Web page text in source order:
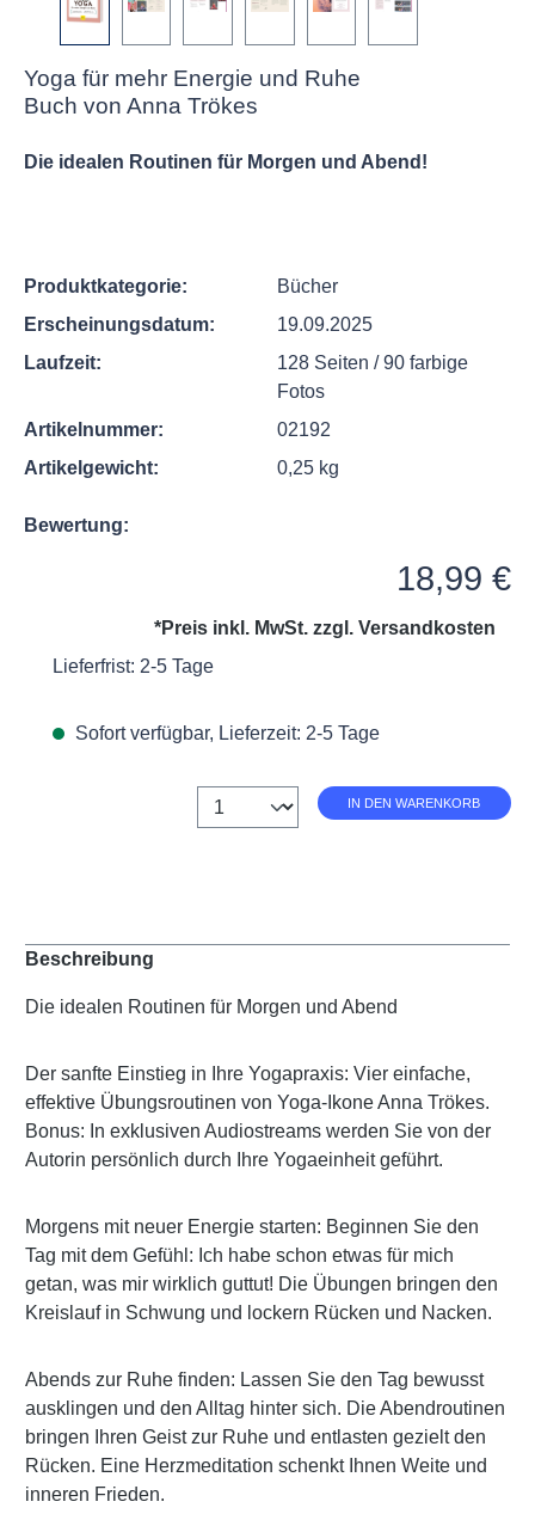
Yoga für mehr Energie und Ruhe
Buch von Anna Trökes
Die idealen Routinen für Morgen und Abend!
Produktkategorie:
Bücher
Erscheinungsdatum:
19.09.2025
Laufzeit:
128 Seiten / 90 farbige
Fotos
Artikelnummer:
02192
Artikelgewicht:
0,25 kg
Bewertung:
18,99 €
*Preis inkl. MwSt. zzgl. Versandkosten
Lieferfrist: 2-5 Tage
Sofort verfügbar, Lieferzeit: 2-5 Tage
Anzahl IN DEN WARENKORB
Beschreibung
Die idealen Routinen für Morgen und Abend
Der sanfte Einstieg in Ihre Yogapraxis: Vier einfache,
effektive Übungsroutinen von Yoga-Ikone Anna Trökes.
Bonus: In exklusiven Audiostreams werden Sie von der
Autorin persönlich durch Ihre Yogaeinheit geführt.
Morgens mit neuer Energie starten: Beginnen Sie den
Tag mit dem Gefühl: Ich habe schon etwas für mich
getan, was mir wirklich guttut! Die Übungen bringen den
Kreislauf in Schwung und lockern Rücken und Nacken.
Abends zur Ruhe finden: Lassen Sie den Tag bewusst
ausklingen und den Alltag hinter sich. Die Abendroutinen
bringen Ihren Geist zur Ruhe und entlasten gezielt den
Rücken. Eine Herzmeditation schenkt Ihnen Weite und
inneren Frieden.